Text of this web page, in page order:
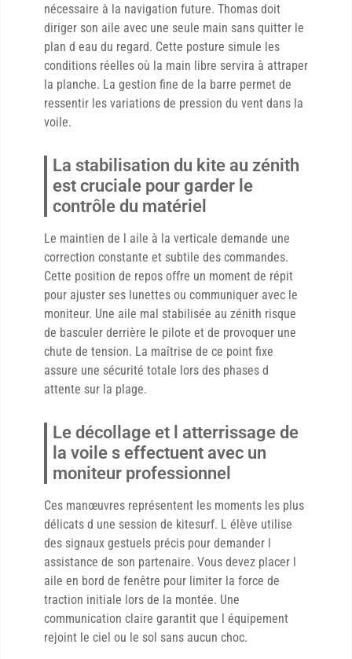
nécessaire à la navigation future. Thomas doit
diriger son aile avec une seule main sans quitter le
plan d eau du regard. Cette posture simule les
conditions réelles où la main libre servira à attraper
la planche. La gestion fine de la barre permet de
ressentir les variations de pression du vent dans la
voile.
La stabilisation du kite au zénith
est cruciale pour garder le
contrôle du matériel
Le maintien de l aile à la verticale demande une
correction constante et subtile des commandes.
Cette position de repos offre un moment de répit
pour ajuster ses lunettes ou communiquer avec le
moniteur. Une aile mal stabilisée au zénith risque
de basculer derrière le pilote et de provoquer une
chute de tension. La maîtrise de ce point fixe
assure une sécurité totale lors des phases d
attente sur la plage.
Le décollage et l atterrissage de
la voile s effectuent avec un
moniteur professionnel
Ces manœuvres représentent les moments les plus
délicats d une session de kitesurf. L élève utilise
des signaux gestuels précis pour demander l
assistance de son partenaire. Vous devez placer l
aile en bord de fenêtre pour limiter la force de
traction initiale lors de la montée. Une
communication claire garantit que l équipement
rejoint le ciel ou le sol sans aucun choc.